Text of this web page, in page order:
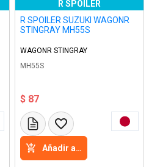
R SPOILER
R SPOILER SUZUKI WAGONR
STINGRAY MH55S
WAGONR STINGRAY
MH55S
$ 87
Añadir a la cesta